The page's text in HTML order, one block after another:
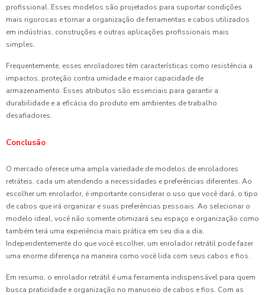
profissional. Esses modelos são projetados para suportar condições
mais rigorosas e tornar a organização de ferramentas e cabos utilizados
em indústrias, construções e outras aplicações profissionais mais
simples.
Frequentemente, esses enroladores têm características como resistência a
impactos, proteção contra umidade e maior capacidade de
armazenamento. Esses atributos são essenciais para garantir a
durabilidade e a eficácia do produto em ambientes de trabalho
desafiadores.
Conclusão
O mercado oferece uma ampla variedade de modelos de enroladores
retráteis, cada um atendendo a necessidades e preferências diferentes. Ao
escolher um enrolador, é importante considerar o uso que você dará, o tipo
de cabos que irá organizar e suas preferências pessoais. Ao selecionar o
modelo ideal, você não somente otimizará seu espaço e organização como
também terá uma experiência mais prática em seu dia a dia.
Independentemente do que você escolher, um enrolador retrátil pode fazer
uma enorme diferença na maneira como você lida com seus cabos e fios.
Em resumo, o enrolador retrátil é uma ferramenta indispensável para quem
busca praticidade e organização no manuseio de cabos e fios. Com as